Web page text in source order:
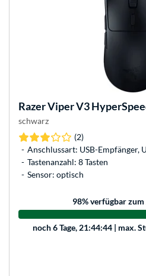
RazerViper V3
schwarz
(2)
Anschlussart: USB-Empfänger,
Tastenanzahl: 8 Tasten
Sensor: optisch
98% verfügbar
noch6 Tage, 21:44:44 | max.